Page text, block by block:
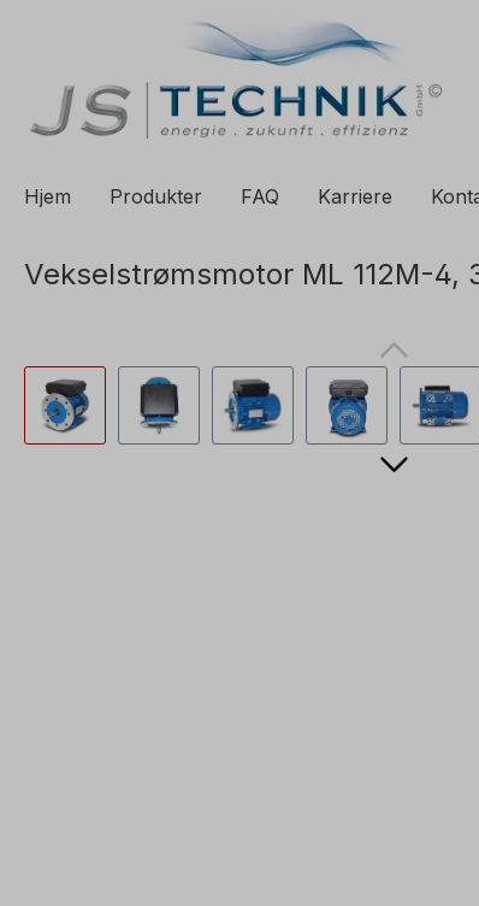
Gå til hovednavigasjon
Hjem Produkter FAQ Karriere
Vekselstrømsmotor ML 112M-4,